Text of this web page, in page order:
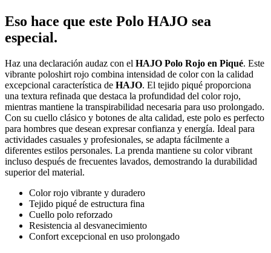
Eso hace que este Polo HAJO sea
especial.
Haz una declaración audaz con el HAJO Polo Rojo en Piqué. Este
vibrante poloshirt rojo combina intensidad de color con la calidad
excepcional característica de HAJO. El tejido piqué proporciona
una textura refinada que destaca la profundidad del color rojo,
mientras mantiene la transpirabilidad necesaria para uso prolongado.
Con su cuello clásico y botones de alta calidad, este polo es perfecto
para hombres que desean expresar confianza y energía. Ideal para
actividades casuales y profesionales, se adapta fácilmente a
diferentes estilos personales. La prenda mantiene su color vibrant
incluso después de frecuentes lavados, demostrando la durabilidad
superior del material.
Color rojo vibrante y duradero
Tejido piqué de estructura fina
Cuello polo reforzado
Resistencia al desvanecimiento
Confort excepcional en uso prolongado